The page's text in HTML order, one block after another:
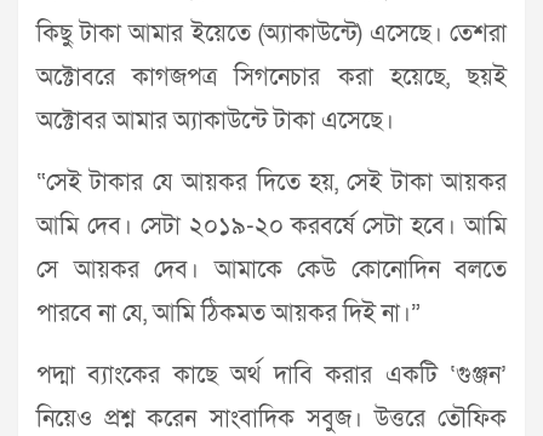
কিছু টাকা আমার ইয়েতে (অ্যাকাউন্টে) এসেছে। তেশরা
অক্টোবরে কাগজপত্র সিগনেচার করা হয়েছে, ছয়ই
অক্টোবর আমার অ্যাকাউন্টে টাকা এসেছে।
“সেই টাকার যে আয়কর দিতে হয়, সেই টাকা আয়কর
আমি দেব। সেটা ২০১৯-২০ করবর্ষে সেটা হবে। আমি
সে আয়কর দেব। আমাকে কেউ কোনোদিন বলতে
পারবে না যে, আমি ঠিকমত আয়কর দিই না।”
পদ্মা ব্যাংকের কাছে অর্থ দাবি করার একটি ‘গুঞ্জন’
নিয়েও প্রশ্ন করেন সাংবাদিক সবুজ। উত্তরে তৌফিক